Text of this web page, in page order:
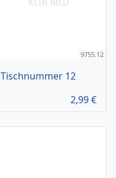
9755.12
Tischnummer 12
2,99€